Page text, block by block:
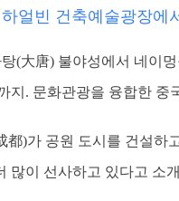
얼빈 건축예술광장
(大唐) 불야성에서 네이
지. 문화관광을 융합한 중
)가 공원 도시를 건설
많이 선사하고 있다고 소